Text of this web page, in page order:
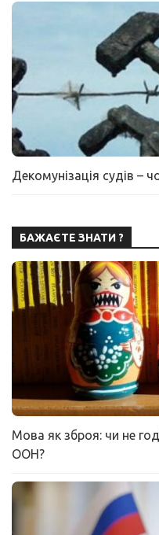
Декомунізація судів –
БАЖАЄТЕ ЗНАТИ ?
Мова як зброя: чи не
ООН?